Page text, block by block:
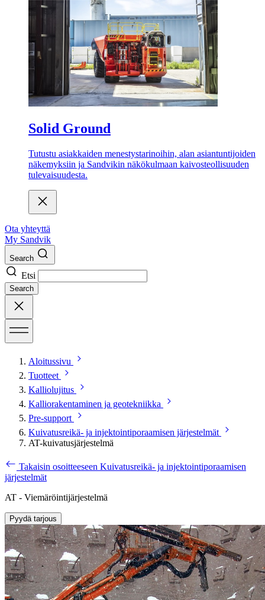
Solid Ground
Tutustu asiakkaiden menestystarinoihin, alan asiantuntijoiden
näkemyksiin ja Sandvikin näkökulmaan kaivosteollisuuden
tulevaisuudesta.
Ota yhteyttä
My Sandvik
Search
Etsi
Search
Aloitussivu
Tuotteet
Kalliolujitus
Kalliorakentaminen ja geotekniikka
Pre-support
Kuivatusreikä- ja injektointiporaamisen järjestelmät
AT-kuivatusjärjestelmä
Takaisin osoitteeseen Kuivatusreikä- ja injektointiporaamisen
järjestelmät
AT - Viemäröintijärjestelmä
Pyydä tarjous